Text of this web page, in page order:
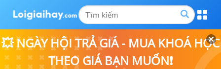
💥 NGÀY HỘI TRẢ GIÁ - MUA KHOÁ HỌC
THEO GIÁ BẠN MUỐN❗